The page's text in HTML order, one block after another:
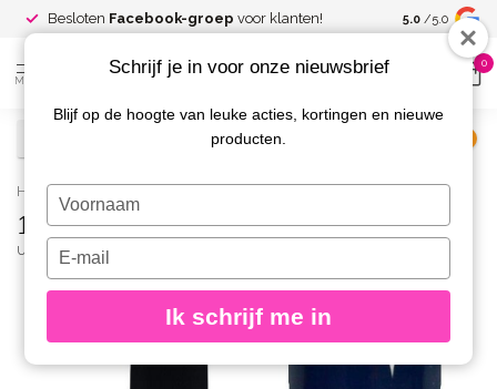
Besloten Facebook-groep voor klanten! Spaar voor
kortingen
5.0 /5.0
MENU
0
Home / 126 Gelpolish 8 gr.
126 Gelpolish 8 gr.
URBAN NAILS
Schrijf je in voor onze nieuwsbrief
Blijf op de hoogte van leuke acties, kortingen en nieuwe
producten.
Typ
je
naam
Typ
je
e-
in
Ik schrijf me in